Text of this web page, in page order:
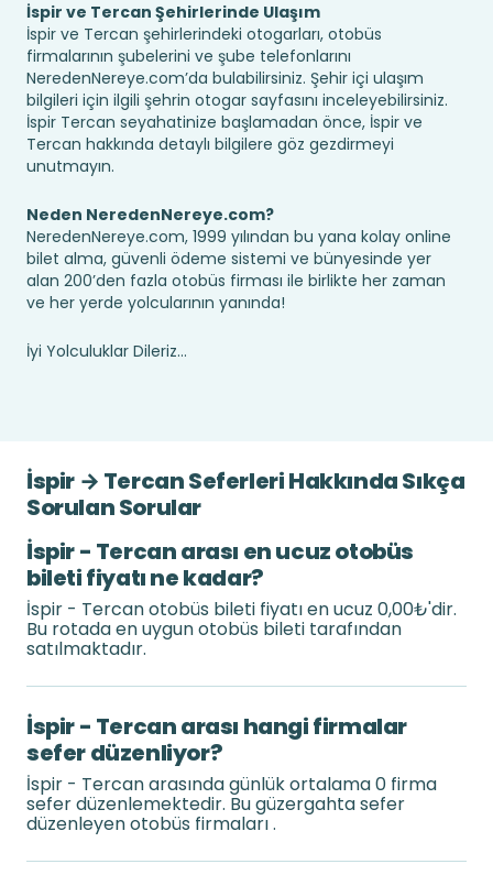
İspir ve Tercan Şehirlerinde Ulaşım
İspir ve Tercan şehirlerindeki otogarları, otobüs
firmalarının şubelerini ve şube telefonlarını
NeredenNereye.com’da bulabilirsiniz. Şehir içi ulaşım
bilgileri için ilgili şehrin otogar sayfasını inceleyebilirsiniz.
İspir Tercan seyahatinize başlamadan önce, İspir ve
Tercan hakkında detaylı bilgilere göz gezdirmeyi
unutmayın.
Neden NeredenNereye.com?
NeredenNereye.com, 1999 yılından bu yana kolay online
bilet alma, güvenli ödeme sistemi ve bünyesinde yer
alan 200’den fazla otobüs firması ile birlikte her zaman
ve her yerde yolcularının yanında!
İyi Yolculuklar Dileriz...
İspir → Tercan Seferleri Hakkında Sıkça
Sorulan Sorular
İspir - Tercan arası en ucuz otobüs
bileti fiyatı ne kadar?
İspir - Tercan otobüs bileti fiyatı en ucuz 0,00₺'dir.
Bu rotada en uygun otobüs bileti tarafından
satılmaktadır.
İspir - Tercan arası hangi firmalar
sefer düzenliyor?
İspir - Tercan arasında günlük ortalama 0 firma
sefer düzenlemektedir. Bu güzergahta sefer
düzenleyen otobüs firmaları .